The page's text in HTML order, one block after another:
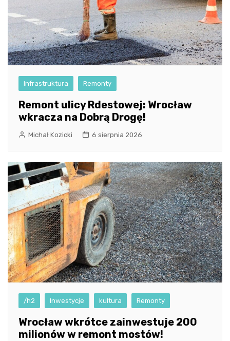
Infrastruktura Remonty
Remont ulicy Rdestowej: Wrocław
wkracza na Dobrą Drogę!
Michał Kozicki 6 sierpnia 2026
/h2 Inwestycje kultura Remonty
Wrocław wkrótce zainwestuje 200
milionów w remont mostów!